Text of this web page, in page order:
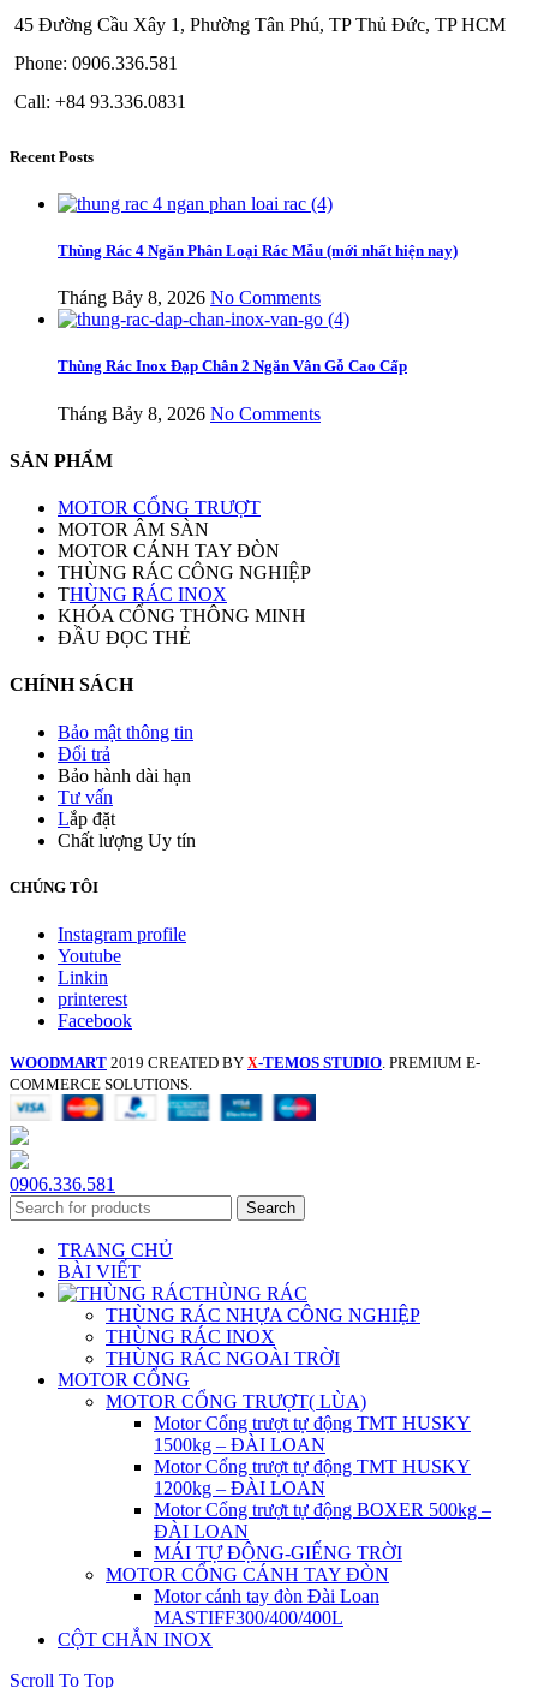
45 Đường Cầu Xây 1, Phường Tân Phú, TP Thủ Đức, TP HCM
Phone: 0906.336.581
Call: +84 93.336.0831
Recent Posts
Thùng Rác 4 Ngăn Phân Loại Rác Mẫu (mới nhất hiện nay)
Tháng Bảy 8, 2026 No Comments
Thùng Rác Inox Đạp Chân 2 Ngăn Vân Gỗ Cao Cấp
Tháng Bảy 8, 2026 No Comments
SẢN PHẨM
MOTOR CỔNG TRƯỢT
MOTOR ÂM SÀN
MOTOR CÁNH TAY ĐÒN
THÙNG RÁC CÔNG NGHIỆP
THÙNG RÁC INOX
KHÓA CỔNG THÔNG MINH
ĐẦU ĐỌC THẺ
CHÍNH SÁCH
Bảo mật thông tin
Đổi trả
Bảo hành dài hạn
Tư vấn
Lắp đặt
Chất lượng Uy tín
CHÚNG TÔI
Instagram profile
Youtube
Linkin
printerest
Facebook
WOODMART 2019 CREATED BY X-TEMOS STUDIO. PREMIUM E-
COMMERCE SOLUTIONS.
0906.336.581
Search
TRANG CHỦ
BÀI VIẾT
THÙNG RÁC
THÙNG RÁC NHỰA CÔNG NGHIỆP
THÙNG RÁC INOX
THÙNG RÁC NGOÀI TRỜI
MOTOR CỔNG
MOTOR CỔNG TRƯỢT( LÙA)
Motor Cổng trượt tự động TMT HUSKY
1500kg – ĐÀI LOAN
Motor Cổng trượt tự động TMT HUSKY
1200kg – ĐÀI LOAN
Motor Cổng trượt tự động BOXER 500kg –
ĐÀI LOAN
MÁI TỰ ĐỘNG-GIẾNG TRỜI
MOTOR CỔNG CÁNH TAY ĐÒN
Motor cánh tay đòn Đài Loan
MASTIFF300/400/400L
CỘT CHẮN INOX
Scroll To Top